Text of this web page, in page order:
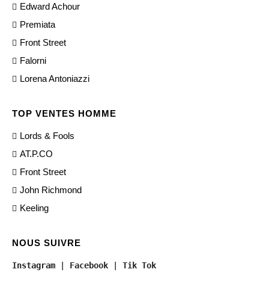
Edward Achour
Premiata
Front Street
Falorni
Lorena Antoniazzi
TOP VENTES HOMME
Lords & Fools
AT.P.CO
Front Street
John Richmond
Keeling
NOUS SUIVRE
Instagram | Facebook | Tik Tok